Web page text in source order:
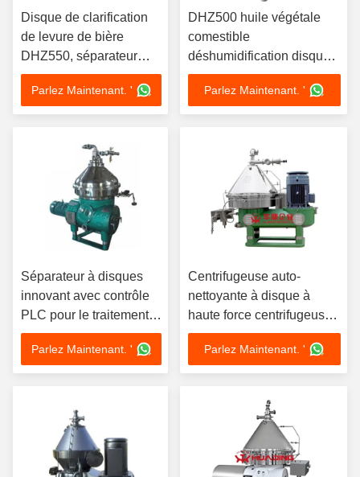
Disque de clarification
de levure de bière
DHZ550, séparateur
d'huile, autonettoyant,
Force G élevée 45kw,
qualité brasserie
Parlez Maintenant. '
DHZ500 huile végétale
comestible
déshumidification disque
de déshydratation
séparateur d'huile
déshumidification
de soja et d'arachide
Parlez Maintenant. '
Séparateur à disques
innovant avec contrôle
PLC pour le traitement
de la bière, capacité de
100L à 10000L et
garantie de 5 ans
Parlez Maintenant. '
Centrifugeuse auto-
nettoyante à disque à
haute force centrifugeuse
pour usine
Parlez Maintenant. '